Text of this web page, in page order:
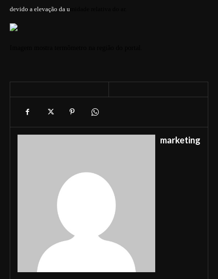
devido a elevação da u
marketing